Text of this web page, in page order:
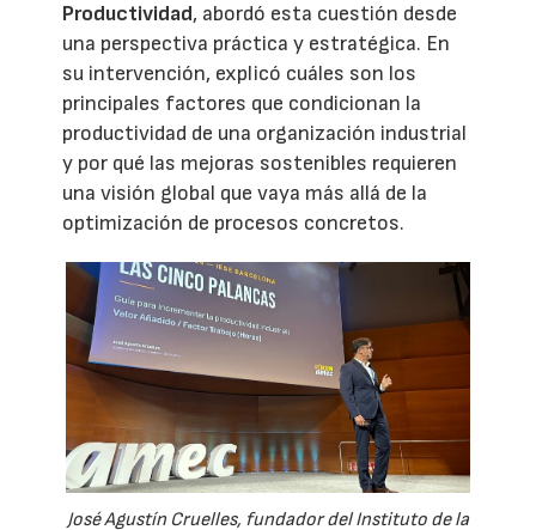
Productividad, abordó esta cuestión desde
una perspectiva práctica y estratégica. En
su intervención, explicó cuáles son los
principales factores que condicionan la
productividad de una organización industrial
y por qué las mejoras sostenibles requieren
una visión global que vaya más allá de la
optimización de procesos concretos.
José Agustín Cruelles, fundador del Instituto de la